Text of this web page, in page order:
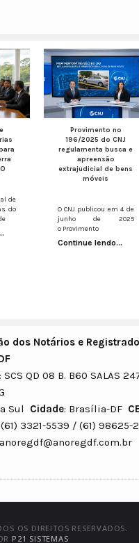
de
do
Provimento nº
196/2025 do CNJ
regulamenta busca e
apreensão
extrajudicial de bens
móveis
O CNJ publicou em 4 de
junho de 2025
o Provimento
Continue lendo...
dos Notários e
: SCS QD 08 B. B60 SALAS
Sul Cidade: Brasília-DF
(61) 3321-5539 /
anoregdf@anoregdf.com.br
OS DIREITOS RESERVADOS.
P21 SISTEMAS